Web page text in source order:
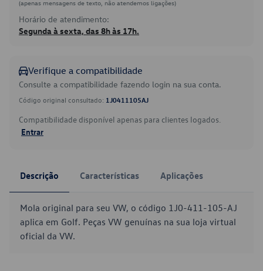
(apenas mensagens de texto, não atendemos ligações)
Horário de atendimento:
Segunda à sexta, das 8h às 17h.
Verifique a compatibilidade
Consulte a compatibilidade fazendo login na sua conta.
Código original consultado: 1J0411105AJ
Compatibilidade disponível apenas para clientes logados.
Entrar
Descrição Características Aplicações
Mola original para seu VW, o código 1J0-411-105-AJ
aplica em Golf. Peças VW genuínas na sua loja virtual
oficial da VW.